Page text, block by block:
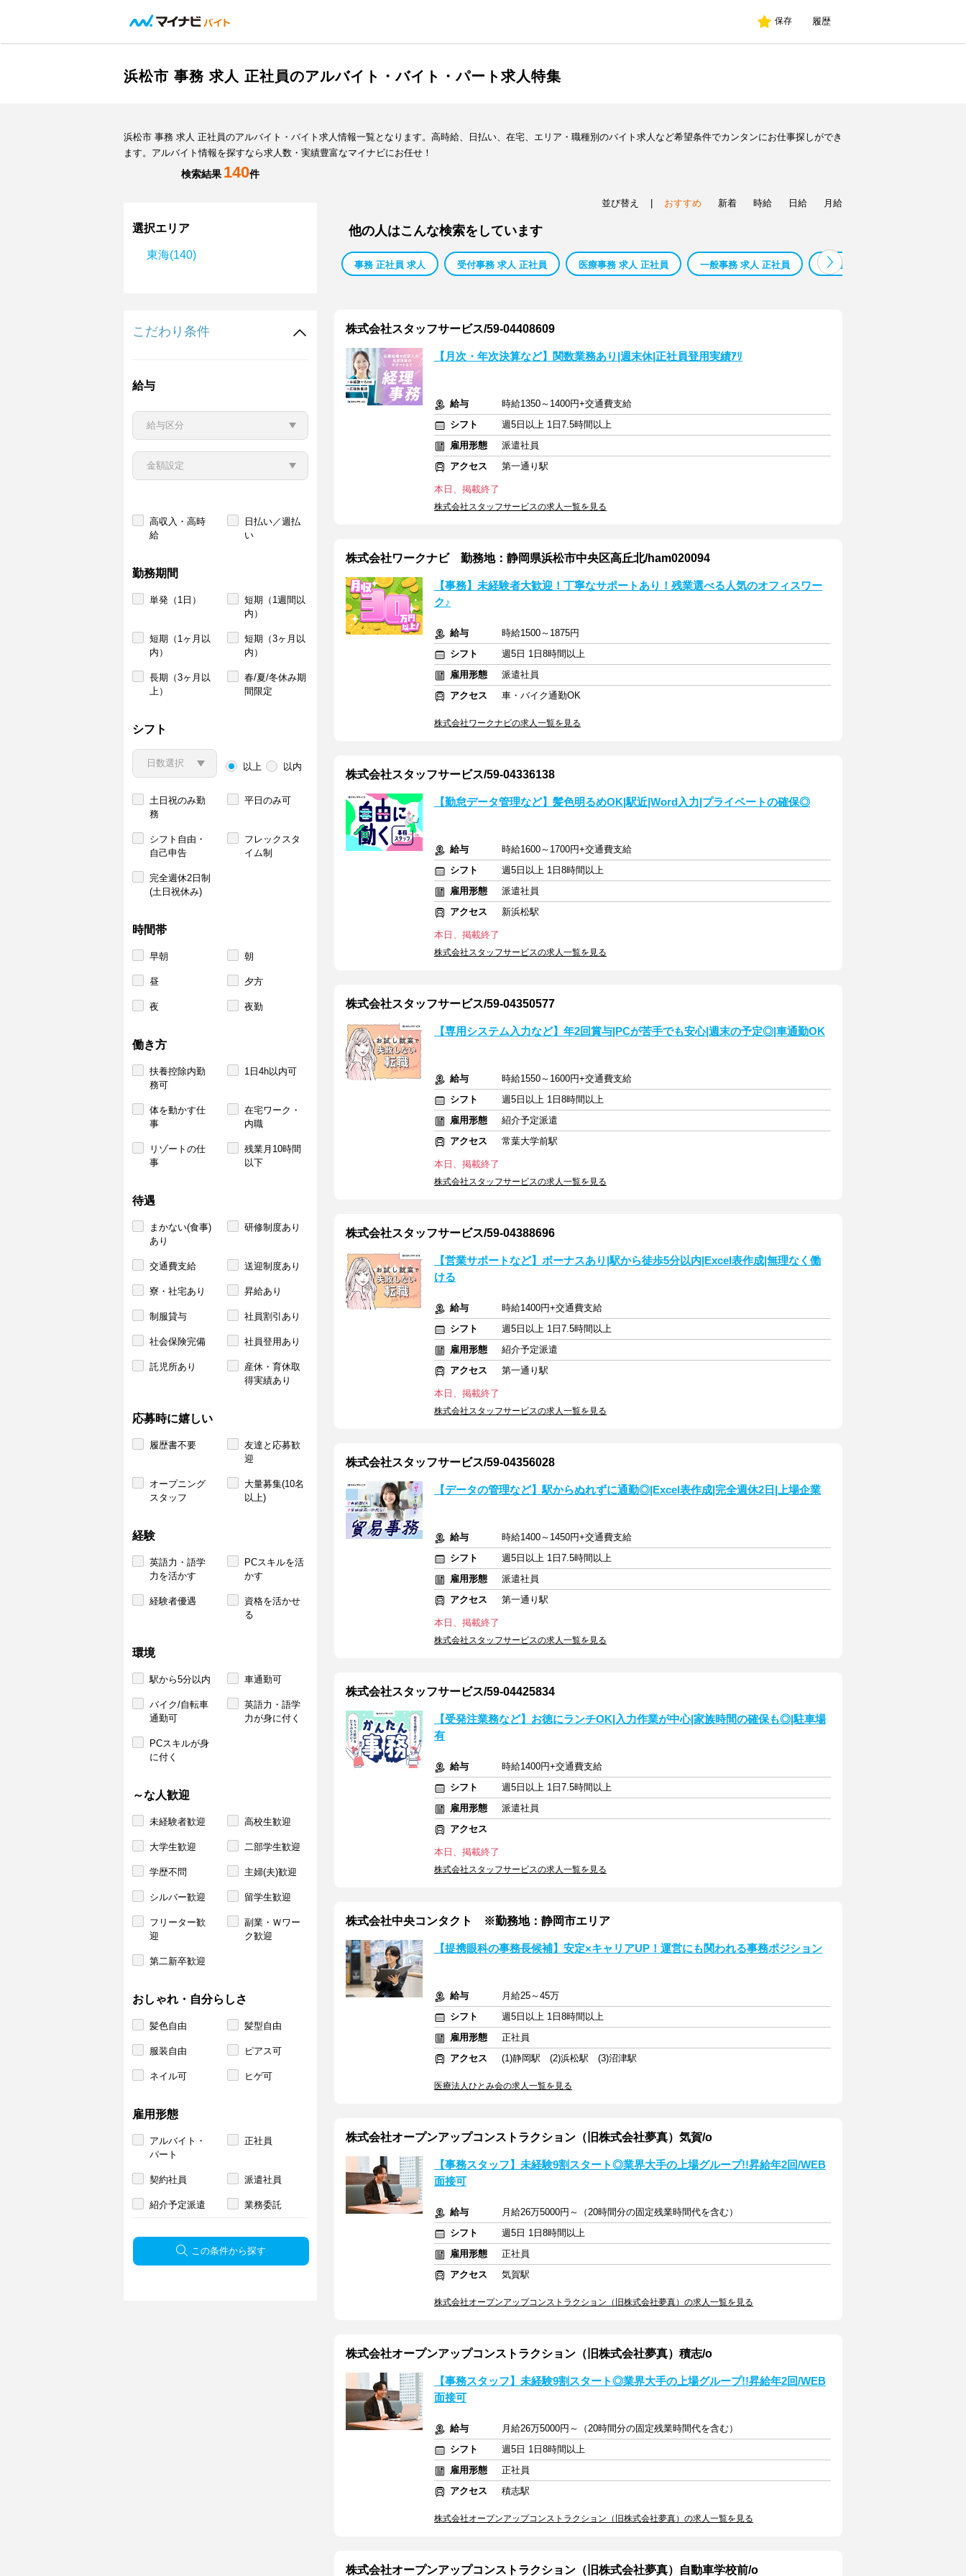
保存 履歴
浜松市 事務 求人 正社員のアルバイト・バイト・パート求人特集
浜松市 事務 求人 正社員のアルバイト・バイト求人情報一覧となります。高時給、日払い、在宅、エリア・職種別のバイト求人など希望条件でカンタンにお仕事探しができ
ます。アルバイト情報を探すなら求人数・実績豊富なマイナビにお任せ！
検索結果 140件
選択エリア
東海(140)
こだわり条件
給与
高収入・高時
給
日払い／週払
い
勤務期間
単発（1日）
短期（1週間以
内）
短期（1ヶ月以
内）
短期（3ヶ月以
内）
長期（3ヶ月以
上）
春/夏/冬休み期
間限定
シフト
以上 以内
土日祝のみ勤
務
平日のみ可
シフト自由・
自己申告
フレックスタ
イム制
完全週休2日制
(土日祝休み)
時間帯
早朝 朝
昼 夕方
夜 夜勤
働き方
扶養控除内勤
務可
1日4h以内可
体を動かす仕
事
在宅ワーク・
内職
リゾートの仕
事
残業月10時間
以下
待遇
まかない(食事)
あり
研修制度あり
交通費支給 送迎制度あり
寮・社宅あり 昇給あり
制服貸与 社員割引あり
社会保険完備 社員登用あり
託児所あり
産休・育休取
得実績あり
応募時に嬉しい
履歴書不要
友達と応募歓
迎
オープニング
スタッフ
大量募集(10名
以上)
経験
英語力・語学
力を活かす
PCスキルを活
かす
経験者優遇
資格を活かせ
る
環境
駅から5分以内 車通勤可
バイク/自転車
通勤可
英語力・語学
力が身に付く
PCスキルが身
に付く
～な人歓迎
未経験者歓迎 高校生歓迎
大学生歓迎 二部学生歓迎
学歴不問 主婦(夫)歓迎
シルバー歓迎 留学生歓迎
フリーター歓
迎
副業・Ｗワー
ク歓迎
第二新卒歓迎
おしゃれ・自分らしさ
髪色自由 髪型自由
服装自由 ピアス可
ネイル可 ヒゲ可
雇用形態
アルバイト・
パート
正社員
契約社員 派遣社員
紹介予定派遣 業務委託
この条件から探す
並び替え おすすめ 新着 時給 日給 月給
他の人はこんな検索をしています
事務 正社員 求人 受付事務 求人 正社員 医療事務 求人 正社員 一般事務 求人 正社員 相模原市 事務 求人 正社員
株式会社スタッフサービス/59-04408609
【月次・年次決算など】関数業務あり|週末休|正社員登用実績ｱﾘ
給与
時給1350～1400円+交通費支給
シフト
週5日以上 1日7.5時間以上
雇用形態
派遣社員
アクセス
第一通り駅
本日、掲載終了
株式会社スタッフサービスの求人一覧を見る
株式会社ワークナビ 勤務地：静岡県浜松市中央区高丘北/ham020094
【事務】未経験者大歓迎！丁寧なサポートあり！残業選べる人気のオフィスワー
ク♪
給与
時給1500～1875円
シフト
週5日 1日8時間以上
雇用形態
派遣社員
アクセス
車・バイク通勤OK
株式会社ワークナビの求人一覧を見る
株式会社スタッフサービス/59-04336138
【勤怠データ管理など】髪色明るめOK|駅近|Word入力|プライベートの確保◎
給与
時給1600～1700円+交通費支給
シフト
週5日以上 1日8時間以上
雇用形態
派遣社員
アクセス
新浜松駅
本日、掲載終了
株式会社スタッフサービスの求人一覧を見る
株式会社スタッフサービス/59-04350577
【専用システム入力など】年2回賞与|PCが苦手でも安心|週末の予定◎|車通勤OK
給与
時給1550～1600円+交通費支給
シフト
週5日以上 1日8時間以上
雇用形態
紹介予定派遣
アクセス
常葉大学前駅
本日、掲載終了
株式会社スタッフサービスの求人一覧を見る
株式会社スタッフサービス/59-04388696
【営業サポートなど】ボーナスあり|駅から徒歩5分以内|Excel表作成|無理なく働
ける
給与
時給1400円+交通費支給
シフト
週5日以上 1日7.5時間以上
雇用形態
紹介予定派遣
アクセス
第一通り駅
本日、掲載終了
株式会社スタッフサービスの求人一覧を見る
株式会社スタッフサービス/59-04356028
【データの管理など】駅からぬれずに通勤◎|Excel表作成|完全週休2日|上場企業
給与
時給1400～1450円+交通費支給
シフト
週5日以上 1日7.5時間以上
雇用形態
派遣社員
アクセス
第一通り駅
本日、掲載終了
株式会社スタッフサービスの求人一覧を見る
株式会社スタッフサービス/59-04425834
【受発注業務など】お徳にランチOK|入力作業が中心|家族時間の確保も◎|駐車場
有
給与
時給1400円+交通費支給
シフト
週5日以上 1日7.5時間以上
雇用形態
派遣社員
アクセス
本日、掲載終了
株式会社スタッフサービスの求人一覧を見る
株式会社中央コンタクト ※勤務地：静岡市エリア
【提携眼科の事務長候補】安定×キャリアUP！運営にも関われる事務ポジション
給与
月給25～45万
シフト
週5日以上 1日8時間以上
雇用形態
正社員
アクセス
(1)静岡駅 (2)浜松駅 (3)沼津駅
医療法人ひとみ会の求人一覧を見る
株式会社オープンアップコンストラクション（旧株式会社夢真）気賀/o
【事務スタッフ】未経験9割スタート◎業界大手の上場グループ!!昇給年2回/WEB
面接可
給与
月給26万5000円～（20時間分の固定残業時間代を含む）
シフト
週5日 1日8時間以上
雇用形態
正社員
アクセス
気賀駅
株式会社オープンアップコンストラクション（旧株式会社夢真）の求人一覧を見る
株式会社オープンアップコンストラクション（旧株式会社夢真）積志/o
【事務スタッフ】未経験9割スタート◎業界大手の上場グループ!!昇給年2回/WEB
面接可
給与
月給26万5000円～（20時間分の固定残業時間代を含む）
シフト
週5日 1日8時間以上
雇用形態
正社員
アクセス
積志駅
株式会社オープンアップコンストラクション（旧株式会社夢真）の求人一覧を見る
株式会社オープンアップコンストラクション（旧株式会社夢真）自動車学校前/o